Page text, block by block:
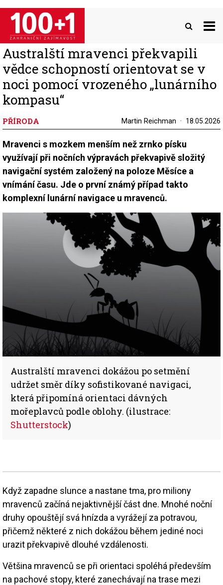
Přejít
hlavnímu
obsahu
Australští mravenci překvapili
vědce schopností orientovat se v
noci pomocí vrozeného „lunárního
kompasu“
PŘÍRODA Martin Reichman 18.05.2026
Mravenci s mozkem menším než zrnko písku
využívají při nočních výpravách překvapivě složitý
navigační systém založený na poloze Měsíce a
vnímání času. Jde o první známý případ takto
komplexní lunární navigace u mravenců.
Australští mravenci dokážou po setmění
udržet směr díky sofistikované navigaci,
která připomíná orientaci dávných
mořeplavců podle oblohy. (ilustrace:
Shutterstock)
Když zapadne slunce a nastane tma, pro miliony
mravenců začíná nejaktivnější část dne. Mnohé noční
druhy opouštějí svá hnízda a vyrážejí za potravou,
přičemž některé z nich dokážou během jediné noci
urazit překvapivě dlouhé vzdálenosti.
Většina mravenců se při orientaci spoléhá především
na pachové stopy, které zanechávají na trase mezi